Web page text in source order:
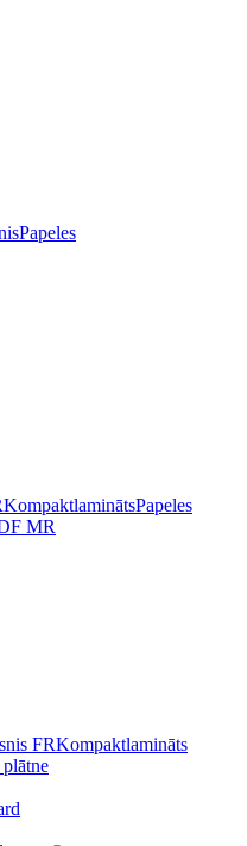
Papeles
KompaktlaminātsPapeles
MR
FRKompaktlamināts